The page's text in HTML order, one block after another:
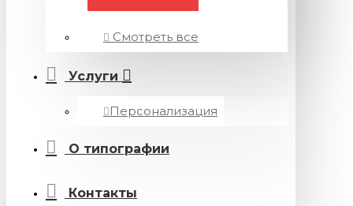
Смотреть все
Услуги
Персонализация
О типографии
Контакты